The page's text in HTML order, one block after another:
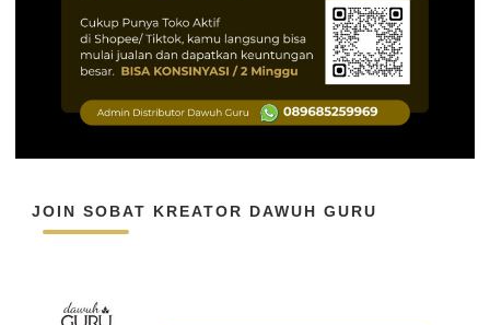
JOIN SOBAT KREATOR DAWUH GURU